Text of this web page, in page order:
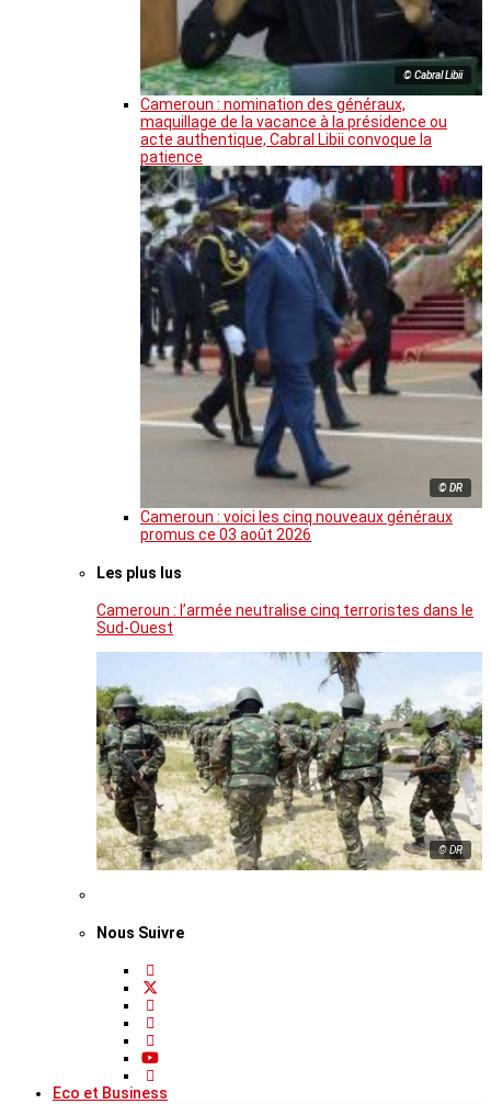
© Cabral Libii
Cameroun : nomination des généraux,
maquillage de la vacance à la présidence ou
acte authentique, Cabral Libii convoque la
patience
© DR
Cameroun : voici les cinq nouveaux généraux
promus ce 03 août 2026
Les plus lus
Cameroun : l’armée neutralise cinq terroristes dans le
Sud-Ouest
© DR
Nous Suivre
Eco et Business